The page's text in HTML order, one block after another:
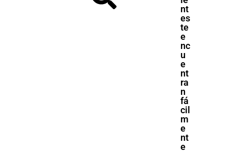
nt
es
te
e
nc
u
e
nt
ra
n
fá
cil
m
e
nt
e